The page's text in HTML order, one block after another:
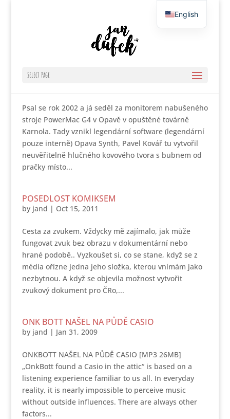
Select Page
HLAVOU PROTI ZDI
Psal se rok 2002 a já seděl za monitorem nabušeného
stroje PowerMac G4 v Opavě v opuštěné továrně
Karnola. Tady vznikl legendární software (legendární
pouze interně) Opava Synth, Pavel Kovář tu vytvořil
neuvěřitelně hlučného kovového tvora s bubnem od
pračky místo...
POSEDLOST KOMIKSEM
by jand | Oct 15, 2011
Cesta za zvukem. Vždycky mě zajímalo, jak může
fungovat zvuk bez obrazu v dokumentární nebo
hrané podobě.. Vyzkoušet si, co se stane, když se z
média ořízne jedna jeho složka, kterou vnímám jako
nezbytnou. A když se objevila možnost vytvořit
zvukový dokument pro ČRo,...
ONK BOTT NAŠEL NA PŮDĚ CASIO
by jand | Jan 31, 2009
ONKBOTT NAŠEL NA PŮDĚ CASIO [MP3 26MB]
„OnkBott found a Casio in the attic“ is based on a
listening experience familiar to us all. In everyday
reality, it is nearly impossible to perceive music
without outside influences. There are always other
factors...
English